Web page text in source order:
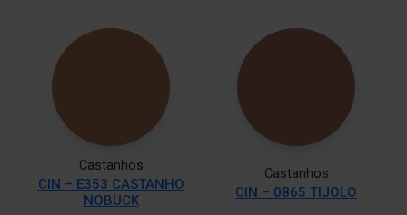
Castanhos
CIN – E353 CASTANHO
NOBUCK
Castanhos
CIN – 0865 TIJOLO